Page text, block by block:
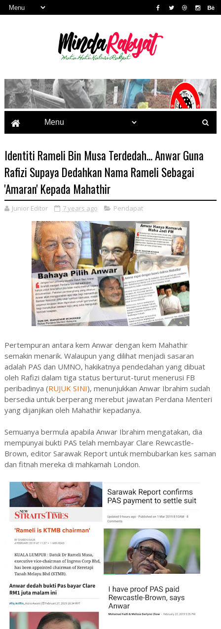
Identiti Rameli Bin Musa Terdedah... Anwar Guna
Rafizi Supaya Dedahkan Nama Rameli Sebagai
'Amaran' Kepada Mahathir
Junior Editor 7 years ago Pendapat
Pertempuran antara kem Anwar dengan kem Mahathir
semakin menarik. Walaupun yang dilihat menjadi sasaran
adalah PAS dan UMNO, hakikatnya pendedahan yang dibuat
oleh Rafizi dalam tiga status berturut-turut menerusi FB
peribadinya (RUJUK SINI), menunjukkan Anwar Ibrahim sudah
bersedia untuk berperang merebut jawatan Perdana Menteri
yang dijanjikan oleh Mahathir kepadanya.
Semuanya bermula apabila Anwar Ibrahim mengatakan, dia
mempunyai bukti PAS telah membayar Clare Rewcastle-
Brown, editor Sarawak Report untuk membubarkan kes saman
dan fitnah mereka di mahkamah London.